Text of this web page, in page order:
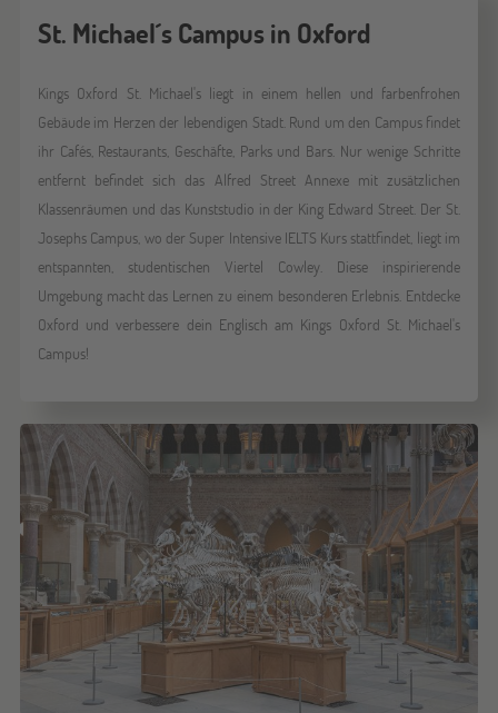
St. Michael´s Campus in Oxford
Kings Oxford St. Michael's liegt in einem hellen und farbenfrohen
Gebäude im Herzen der lebendigen Stadt. Rund um den Campus findet
ihr Cafés, Restaurants, Geschäfte, Parks und Bars. Nur wenige Schritte
entfernt befindet sich das Alfred Street Annexe mit zusätzlichen
Klassenräumen und das Kunststudio in der King Edward Street. Der St.
Josephs Campus, wo der Super Intensive IELTS Kurs stattfindet, liegt im
entspannten, studentischen Viertel Cowley. Diese inspirierende
Umgebung macht das Lernen zu einem besonderen Erlebnis. Entdecke
Oxford und verbessere dein Englisch am Kings Oxford St. Michael's
Campus!